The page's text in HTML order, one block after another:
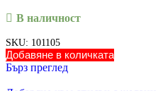
В наличност
SKU: 101105
Добавяне в количката
Бърз преглед